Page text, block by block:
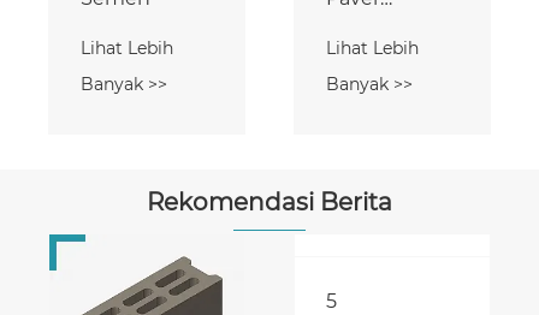
Lihat Lebih
Banyak >>
Lihat Lebih
Banyak >>
Rekomendasi Berita
5